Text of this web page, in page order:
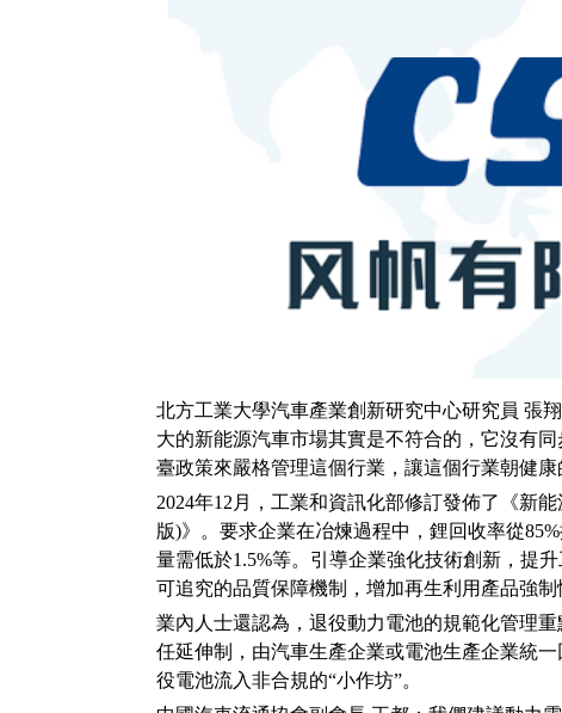
北方工業大學汽車產業創新研究中心研究員 張
大的新能源汽車市場其實是不符合的，它沒有
臺政策來嚴格管理這個行業，讓這個行業朝健康
2024年12月，工業和資訊化部修訂發佈了《新
版)》。要求企業在冶煉過程中，鋰回收率從
量需低於1.5%等。引導企業強化技術創新，提
可追究的品質保障機制，增加再生利用產品強
業內人士還認為，退役動力電池的規範化管理
任延伸制，由汽車生產企業或電池生產企業統
役電池流入非合規的“小作坊”。